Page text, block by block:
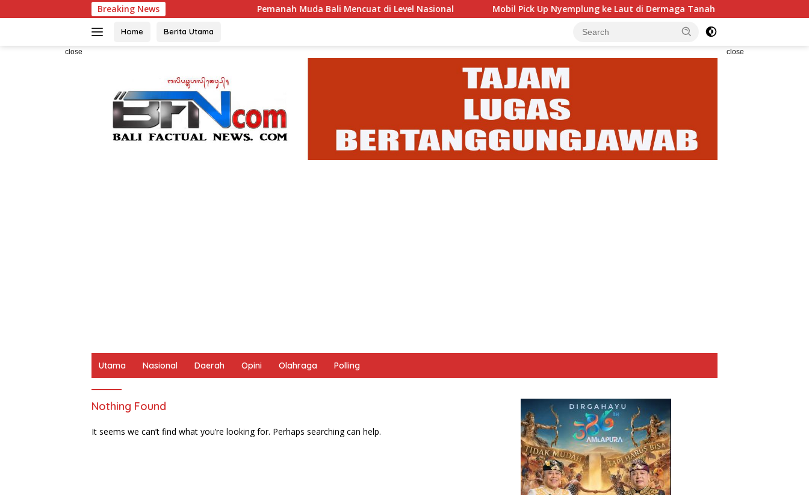
to
Breaking News Pemanah Muda Bali Mencuat di Level Nasional Mobil Pick Up Nyemplung ke Laut di Dermaga Tanah Ampo, Dua Orang Alami Luka Serius
Home Berita Utama
close close
Utama Nasional Daerah Opini Olahraga Polling
Nothing Found
It seems we can’t find what you’re looking for. Perhaps searching can help.